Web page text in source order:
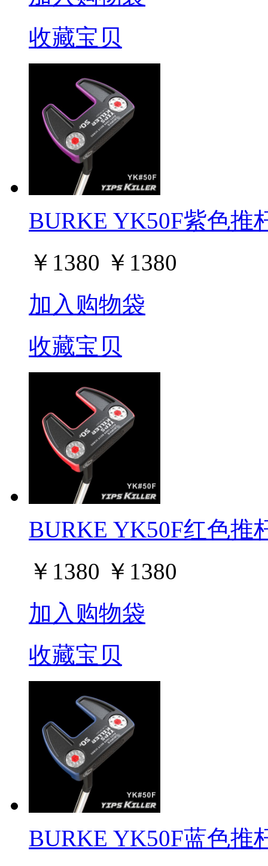
收藏宝贝
BURKE YK50F紫色推
￥ 1380 ￥ 1380
加入购物袋
收藏宝贝
BURKE YK50F红色推
￥ 1380 ￥ 1380
加入购物袋
收藏宝贝
BURKE YK50F蓝色推